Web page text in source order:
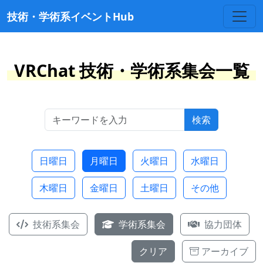
技術・学術系イベントHub
VRChat 技術・学術系集会一覧
検索
日曜日 月曜日 火曜日 水曜日
木曜日 金曜日 土曜日 その他
技術系集会 学術系集会 協力団体
クリア アーカイブ